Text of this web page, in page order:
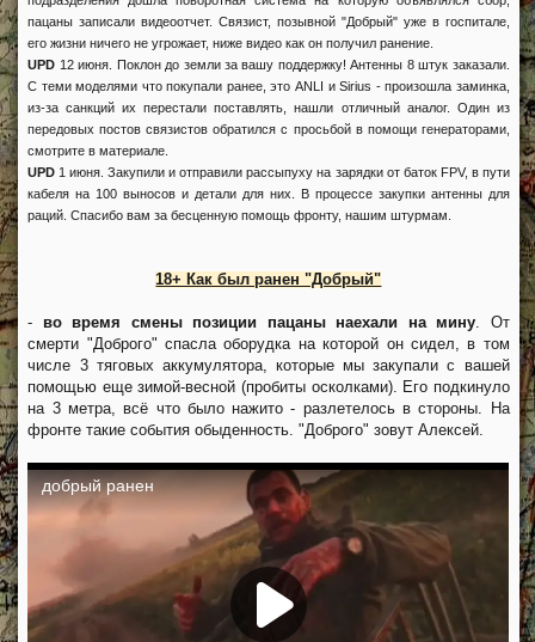
пацаны записали видеоотчет. Связист, позывной "Добрый" уже в госпитале,
его жизни ничего не угрожает, ниже видео как он получил ранение.
UPD 12 июня. Поклон до земли за вашу поддержку! Антенны 8 штук заказали.
С теми моделями что покупали ранее, это ANLI и Sirius - произошла заминка,
из-за санкций их перестали поставлять, нашли отличный аналог. Один из
передовых постов связистов обратился с просьбой в помощи генераторами,
смотрите в материале.
UPD 1 июня. Закупили и отправили рассыпуху на зарядки от баток FPV, в пути
кабеля на 100 выносов и детали для них. В процессе закупки антенны для
раций. Спасибо вам за бесценную помощь фронту, нашим штурмам.
18+ Как был ранен "Добрый"
- во время смены позиции пацаны наехали на мину. От
смерти "Доброго" спасла оборудка на которой он сидел, в том
числе 3 тяговых аккумулятора, которые мы закупали с вашей
помощью еще зимой-весной (пробиты осколками). Его подкинуло
на 3 метра, всё что было нажито - разлетелось в стороны. На
фронте такие события обыденность. "Доброго" зовут Алексей.